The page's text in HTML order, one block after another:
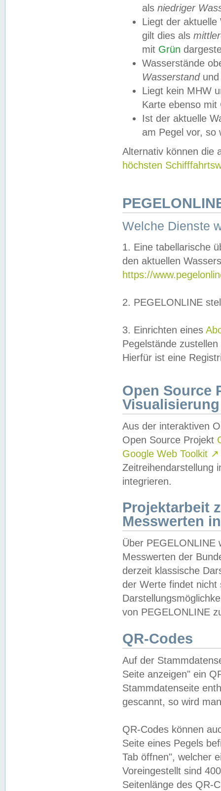
als niedriger
Liegt der
gilt dies als
mit Grün
Wasserstände
Wasserstandund
Liegt kein MHW
Karte ebenso mit
Ist der aktuelle
am Pegel vor,
Alternativ können die
höchsten
Welche Dienste
1. Eine tabellarische
den aktuellen
https://
2. PEGELONLINE
3. Einrichten eines
Pegelstände
Hierfür ist eine
Open Source
Visualisierung
Aus der interaktiven
Open Source Projekt
Google Web Toolkit ↗
Zeitreihendarstellung
integrieren.
Projektarbeit
Messwerten
Über PEGELONLINE
Messwerten der
derzeit klassische
der Werte findet
von PEGELONLINE
QR-Codes
Auf der
Seite anzeigen" ein
Stammdatenseite
gescannt, so wird
QR-Codes können
Seite eines Pegels
Tab öffnen", welcher
Voreingestellt sind
Seitenlänge des QR-